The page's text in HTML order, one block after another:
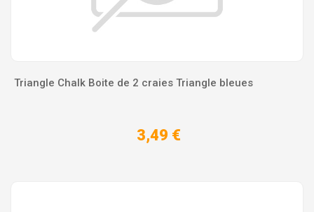
Triangle Chalk Boite de 2 craies Triangle bleues
3,49 €